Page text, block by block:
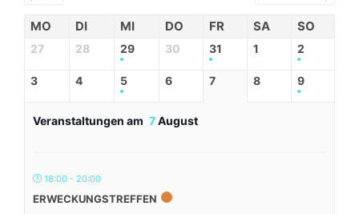
MO DI MI DO FR SA SO
27 28 29 30 31 1 2
3 4 5 6 7 8 9
Veranstaltungen am 7August
18:00 - 20:00
ERWECKUNGSTREFFEN